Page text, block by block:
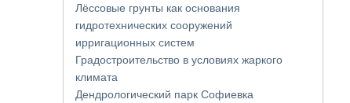
Лёссовые грунты как основания
гидротехнических сооружений
ирригационных систем
Градостроительство в условиях жаркого
климата
Дендрологический парк Софиевка